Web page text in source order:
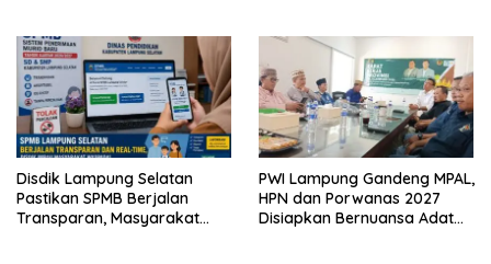
Disdik Lampung Selatan
Pastikan SPMB Berjalan
Transparan, Masyarakat
PWI Lampung Gandeng MPAL,
HPN dan Porwanas 2027
Disiapkan Bernuansa Adat